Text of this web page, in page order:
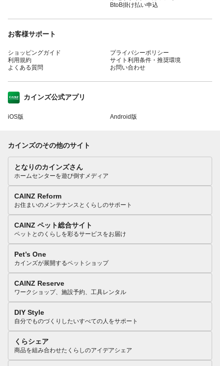
BtoB掛け払い申込
お客様サポート
ショッピングガイド
利用規約
よくある質問
プライバシーポリシー
サイト利用条件・推奨環境
お問い合わせ
カインズ公式アプリ
iOS版 Android版
カインズのその他のサイト
となりのカインズさん
ホームセンターを遊び倒すメディア
CAINZ Reform
お住まいのメンテナンスとくらしのサポート
CAINZ ペット総合サイト
ペットとのくらしを彩るサービスをお届け
Pet’s One
カインズが展開するペットショップ
CAINZ Reserve
ワークショップ、施設予約、工具レンタル
DIY Style
自分でものづくりしたいすべての人をサポート
くらシェア
商品を組み合わせたくらしのアイデアシェア